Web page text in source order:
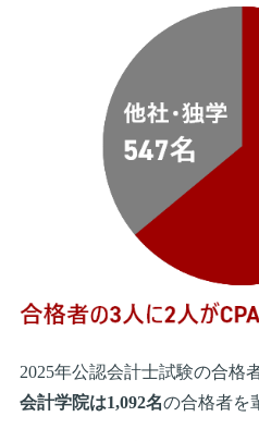
2025年公認会計士試験の合格
会計学院は1,092名の合格者を